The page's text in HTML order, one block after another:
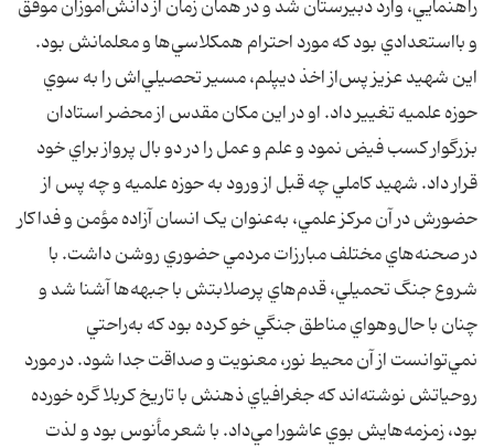
راهنمايي، وارد دبيرستان شد و در همان زمان از دانش‌آموزان موفق
و بااستعدادي بود که مورد احترام همکلاسي‌ها و معلمانش بود.
اين شهيد عزيز پس‌از اخذ ديپلم، مسير تحصيلي‌اش را به سوي
حوزه علميه تغيير داد. او در اين مکان مقدس از محضر استادان
بزرگوار کسب فيض نمود و علم و عمل را در دو بال پرواز براي خود
قرار داد. شهيد کاملي چه قبل از ورود به حوزه علميه و چه پس از
حضورش در آن مرکز علمي، به‌عنوان يک انسان آزاده مؤمن و فداکار
در صحنه‌هاي مختلف مبارزات مردمي حضوري روشن داشت. با
شروع جنگ تحميلي، قدم‌هاي پرصلابتش با جبهه‌ها آشنا شد و
چنان با حال‌وهواي مناطق جنگي خو کرده بود که به‌راحتي
نمي‌توانست از آن محيط نور، معنويت و صداقت جدا شود. در مورد
روحياتش نوشته‌اند که جغرافياي ذهنش با تاريخ کربلا گره خورده
بود، زمزمه‌هايش بوي عاشورا مي‌داد. با شعر مأنوس بود و لذت